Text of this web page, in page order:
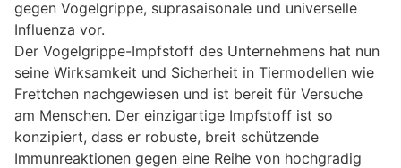
gegen Vogelgrippe, suprasaisonale und universelle
Influenza vor.
Der Vogelgrippe-Impfstoff des Unternehmens hat nun
seine Wirksamkeit und Sicherheit in Tiermodellen wie
Frettchen nachgewiesen und ist bereit für Versuche
am Menschen. Der einzigartige Impfstoff ist so
konzipiert, dass er robuste, breit schützende
Immunreaktionen gegen eine Reihe von hochgradig